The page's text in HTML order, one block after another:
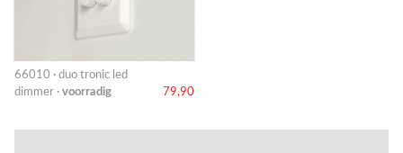
66010 · duo tronic led
dimmer · voorradig 79,90